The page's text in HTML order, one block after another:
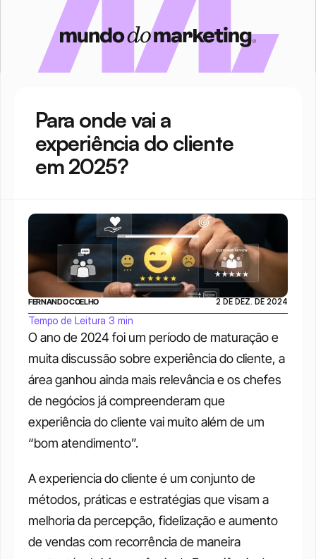
Para onde vai a
experiência do cliente
em 2025?
O ano de 2024 foi um período de maturação e
muita discussão sobre experiência do cliente, a
área ganhou ainda mais relevância e os chefes
de negócios já compreenderam que
experiência do cliente vai muito além de um
“bom atendimento”.
A experiencia do cliente é um conjunto de
métodos, práticas e estratégias que visam a
melhoria da percepção, fidelização e aumento
de vendas com recorrência de maneira
FERNANDO COELHO 2 DE DEZ. DE 2024
Tempo de Leitura 3 min